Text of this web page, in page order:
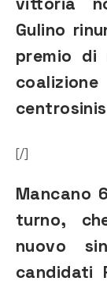
Gulino
premio di
[/]
Mancano
turno,
nuovo
candidati